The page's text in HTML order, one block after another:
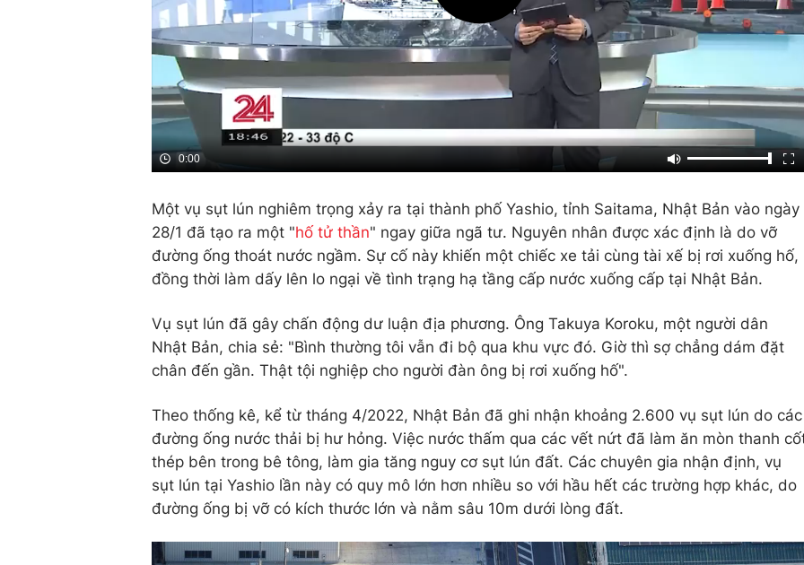
0:00
Một vụ sụt lún nghiêm trọng xảy ra tại thành phố Yashio, tỉnh Saitama, Nhật Bản vào ngày
28/1 đã tạo ra một "hố tử thần" ngay giữa ngã tư. Nguyên nhân được xác định là do vỡ
đường ống thoát nước ngầm. Sự cố này khiến một chiếc xe tải cùng tài xế bị rơi xuống hố,
đồng thời làm dấy lên lo ngại về tình trạng hạ tầng cấp nước xuống cấp tại Nhật Bản.
Vụ sụt lún đã gây chấn động dư luận địa phương. Ông Takuya Koroku, một người dân
Nhật Bản, chia sẻ: "Bình thường tôi vẫn đi bộ qua khu vực đó. Giờ thì sợ chẳng dám đặt
chân đến gần. Thật tội nghiệp cho người đàn ông bị rơi xuống hố".
Theo thống kê, kể từ tháng 4/2022, Nhật Bản đã ghi nhận khoảng 2.600 vụ sụt lún do các
đường ống nước thải bị hư hỏng. Việc nước thấm qua các vết nứt đã làm ăn mòn thanh
thép bên trong bê tông, làm gia tăng nguy cơ sụt lún đất. Các chuyên gia nhận định, vụ
sụt lún tại Yashio lần này có quy mô lớn hơn nhiều so với hầu hết các trường hợp khác, do
đường ống bị vỡ có kích thước lớn và nằm sâu 10m dưới lòng đất.